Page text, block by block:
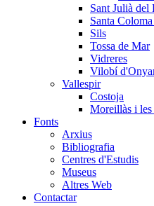
Sant Julià del
Santa
Sils
Tossa de Mar
Vidreres
Vilobí
Vallespir
Costoja
Moreillàs i
Fonts
Arxius
Bibliografia
Centres d'Estudis
Museus
Altres Web
Contactar